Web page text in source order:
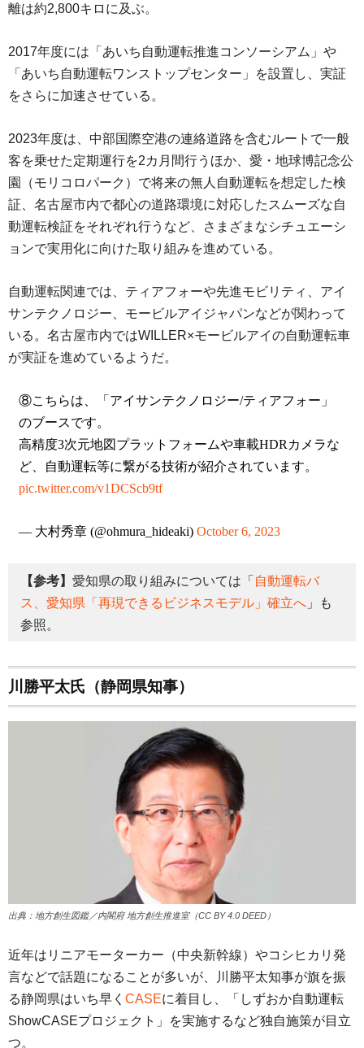
離は約2,800キロに及ぶ。
2017年度には「あいち自動運転推進コンソーシアム」や
「あいち自動運転ワンストップセンター」を設置し、実証
をさらに加速させている。
2023年度は、中部国際空港の連絡道路を含むルートで一般
客を乗せた定期運行を2カ月間行うほか、愛・地球博記念公
園（モリコロパーク）で将来の無人自動運転を想定した検
証、名古屋市内で都心の道路環境に対応したスムーズな自
動運転検証をそれぞれ行うなど、さまざまなシチュエーシ
ョンで実用化に向けた取り組みを進めている。
自動運転関連では、ティアフォーや先進モビリティ、アイ
サンテクノロジー、モービルアイジャパンなどが関わって
いる。名古屋市内ではWILLER×モービルアイの自動運転車
が実証を進めているようだ。
⑧こちらは、「アイサンテクノロジー/ティアフォー」
のブースです。
高精度3次元地図プラットフォームや車載HDRカメラな
ど、自動運転等に繋がる技術が紹介されています。
pic.twitter.com/v1DCScb9tf
— 大村秀章 (@ohmura_hideaki) October 6, 2023
【参考】 愛知県の取り組みについては「 自動運転バ
ス、愛知県「再現できるビジネスモデル」確立へ 」も
参照。
川勝平太氏（静岡県知事）
出典：地方創生図鑑／内閣府 地方創生推進室（CC BY 4.0 DEED）
近年はリニアモーターカー（中央新幹線）やコシヒカリ発
言などで話題になることが多いが、川勝平太知事が旗を振
る静岡県はいち早く CASEに着目し、「しずおか自動運転
ShowCASEプロジェクト」を実施するなど独自施策が目立
つ。